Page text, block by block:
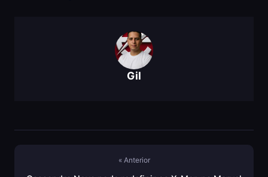
Gil
« Anterior